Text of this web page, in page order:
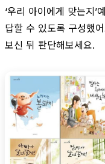
‘우리 아이에게 맞는지
답할 수 있도록 구성했
보신 뒤 판단해보세요.